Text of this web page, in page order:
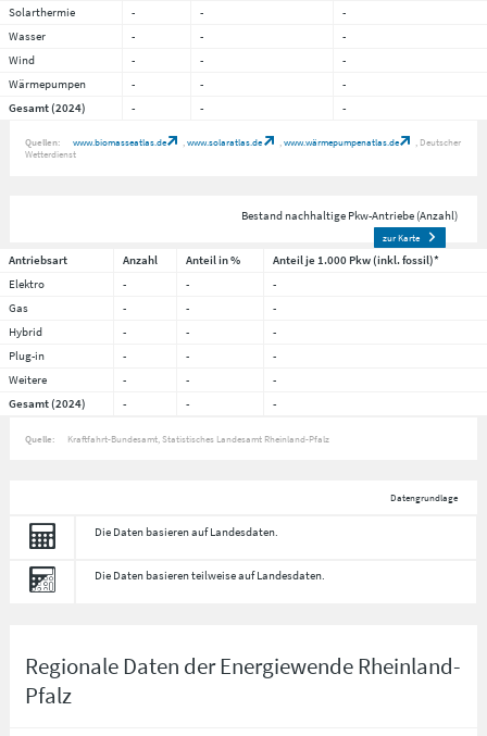
Solarthermie
- -
-
Wasser
- -
-
Wind
- -
-
Wärmepumpen
- -
-
Gesamt (2024)
- - -
Quellen: www.biomasseatlas.de www.solaratlas.de www.wärmepumpenatlas.de
Deutscher
Wetterdienst
Bestand nachhaltige Pkw-Antriebe (Anzahl)
zur Karte
Antriebsart Anzahl Anteil in %
Anteil je 1.000 Pkw (inkl. fossil)*
Elektro
- -
-
Gas
- -
-
Hybrid
- -
-
Plug-in
- -
-
Weitere
- -
-
Gesamt (2024)
- - -
Quelle: Kraftfahrt-Bundesamt, Statistisches Landesamt Rheinland-Pfalz
Datengrundlage
Die Daten basieren auf Landesdaten.
Die Daten basieren teilweise auf Landesdaten.
Regionale Daten der Energiewende Rheinland-
Pfalz